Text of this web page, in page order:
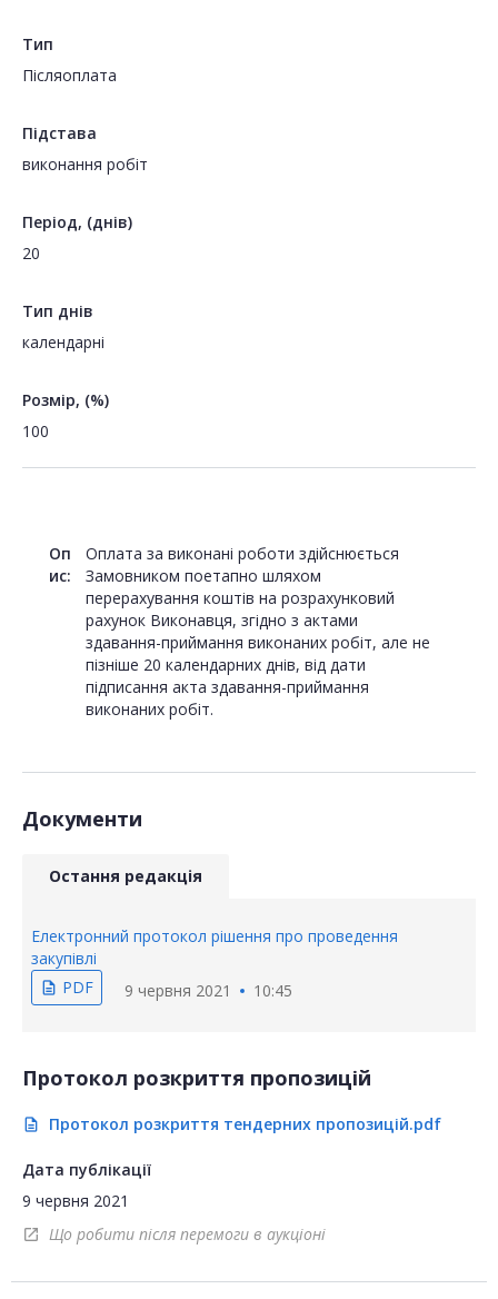
Тип
Пiсляоплата
Підстава
виконання робіт
Період, (днів)
20
Тип днів
календарні
Розмір, (%)
100
Оп
ис:
Оплата за виконані роботи здійснюється
Замовником поетапно шляхом
перерахування коштів на розрахунковий
рахунок Виконавця, згідно з актами
здавання-приймання виконаних робіт, але не
пізніше 20 календарних днів, від дати
підписання акта здавання-приймання
виконаних робіт.
Документи
Остання редакція
Електронний протокол рішення про проведення
закупівлі
description PDF 9 червня 2021 10:45
Протокол розкриття пропозицій
description Протокол розкриття тендерних пропозицій.pdf
Дата публікації
9 червня 2021
open_in_new Що робити після перемоги в аукціоні